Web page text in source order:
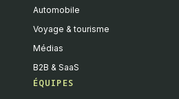
Automobile
Voyage & tourisme
Médias
B2B & SaaS
ÉQUIPES